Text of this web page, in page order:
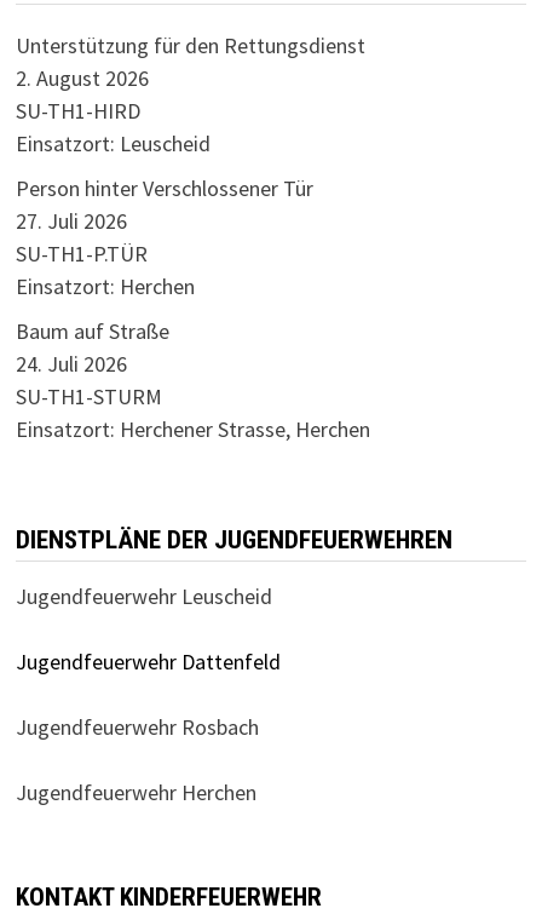
Unterstützung für den Rettungsdienst
2. August 2026
SU-TH1-HIRD
Einsatzort: Leuscheid
Person hinter Verschlossener Tür
27. Juli 2026
SU-TH1-P.TÜR
Einsatzort: Herchen
Baum auf Straße
24. Juli 2026
SU-TH1-STURM
Einsatzort: Herchener Strasse, Herchen
DIENSTPLÄNE DER JUGENDFEUERWEHREN
Jugendfeuerwehr Leuscheid
Jugendfeuerwehr Dattenfeld
Jugendfeuerwehr Rosbach
Jugendfeuerwehr Herchen
KONTAKT KINDERFEUERWEHR